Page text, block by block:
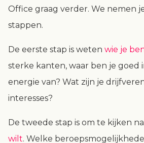
Office graag verder. We nemen
stappen.
De eerste stap is weten wie je
sterke kanten, waar ben je goed
energie van? Wat zijn je
interesses?
De tweede stap is om te kijken
wilt. Welke